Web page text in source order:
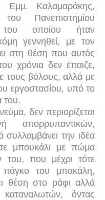
Εμμ. Καλαμαράκης,
Πανεπιστημίου
οποίου ήταν
γεννηθεί, με τον
στη θέση που αυτός
χρόνια δεν έπαιζε,
τους βόλους, αλλά με
εργοστασίου, υπό το
του.
δεν περιορίζεται
την ιδέα
μπουκάλι με πώμα
του, που μέχρι τότε
του μπακάλη,
θέση στο ράφι αλλά
όντας